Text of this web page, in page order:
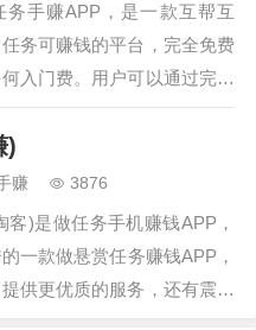
务手赚APP，是一款互帮互
务可赚钱的平台，完全免费
入门费。用户可以通过完成
收益，悬赏、浏览、红包大
钱模式，让你轻松赚取生活
目标！…
)
赚 3876
客)是做任务手机赚钱APP，
一款做悬赏任务赚钱APP，
供更优质的服务，还有震撼